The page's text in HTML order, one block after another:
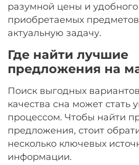
разумной цены и
приобретаемых
актуальную задачу.
Где найти лучшие
предложения на
Поиск выгодных
качества сна может стать
процессом. Чтобы найти
предложения, стоит
несколько ключевых
информации.
Подробнее
об оплате Плайтом
25
Остались
plait.ru